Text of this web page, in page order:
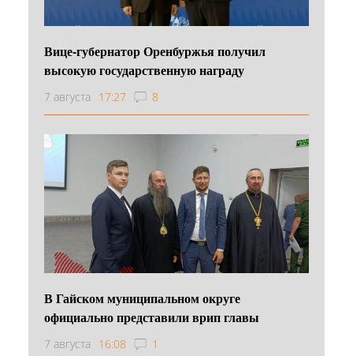
Вице-губернатор Оренбуржья получил
высокую государственную награду
7 августа 17:27 8
В Гайском муниципальном округе
официально представили врип главы
7 августа 16:08 1